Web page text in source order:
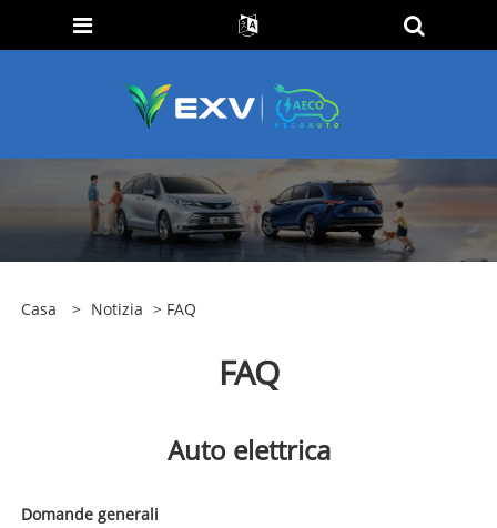
Casa > Notizia > FAQ
FAQ
Auto elettrica
Domande generali